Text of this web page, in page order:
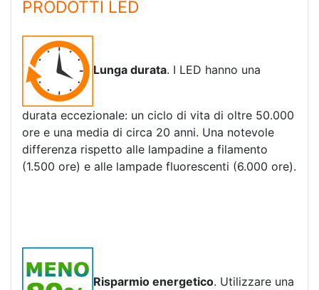
PRODOTTI LED
Lunga durata. I LED hanno una
durata eccezionale: un ciclo di vita di oltre 50.000
ore e una media di circa 20 anni. Una notevole
differenza rispetto alle lampadine a filamento
(1.500 ore) e alle lampade fluorescenti (6.000 ore).
Risparmio energetico. Utilizzare una